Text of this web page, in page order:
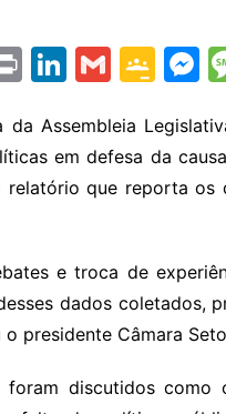
Pr
t
Li
k
e
dI
G
ai
l
G
o
gl
e
a
s
sr
o
s
s
e
g
da Assembleia
em defesa da
que reporta os
e troca de
dados coletados,
o presidente Câmara
discutidos como